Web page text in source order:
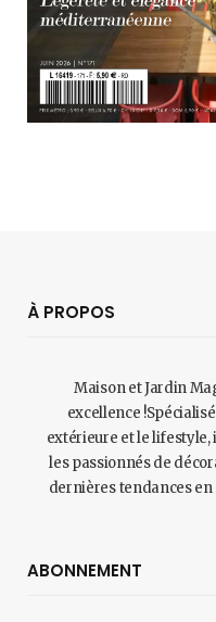
À PROPOS
Maison et Jardin
excellence
extérieure et le lifestyle,
les passionnés de
dernières tendances
ABONNEMENT